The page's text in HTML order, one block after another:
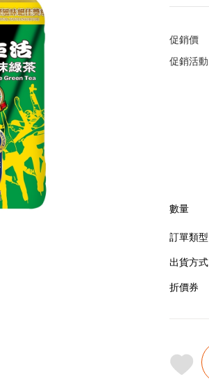
促銷價
促銷活動
數量
訂單類型
出貨方式
折價券